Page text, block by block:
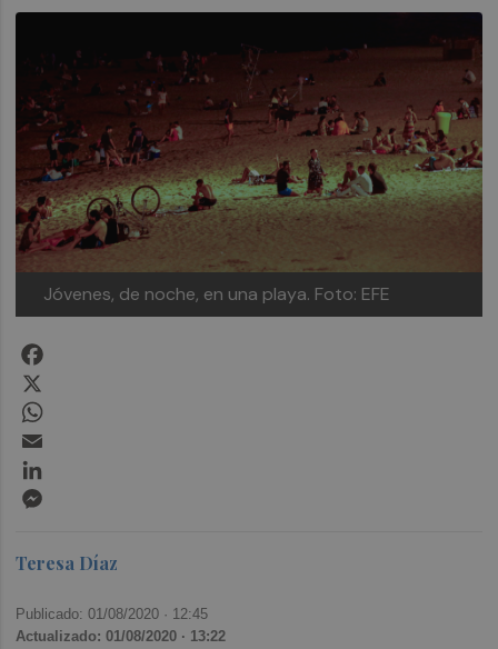
Jóvenes, de noche, en una playa. Foto: EFE
Teresa Díaz
Publicado: 01/08/2020 · 12:45
Actualizado: 01/08/2020 · 13:22